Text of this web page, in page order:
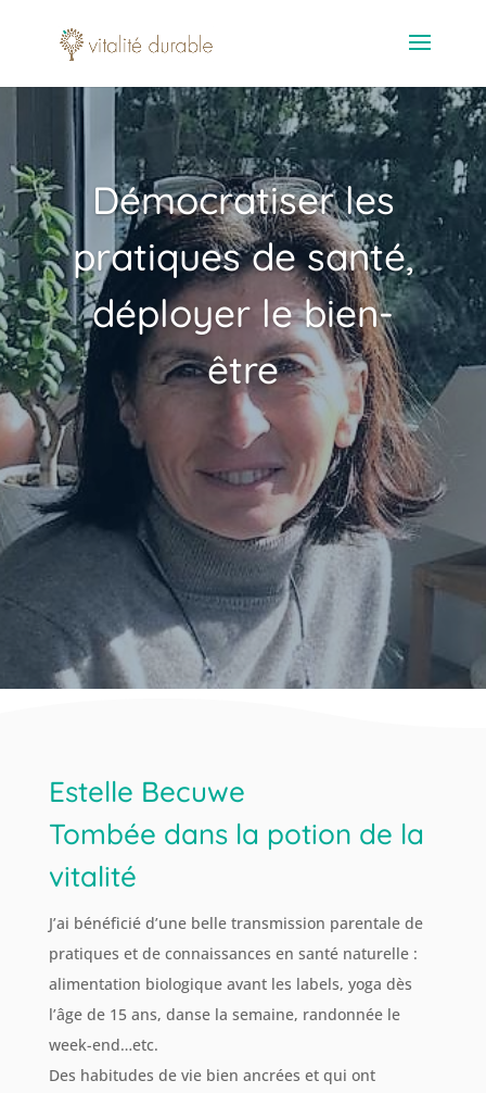
Démocratiser les
pratiques de santé,
déployer le bien-
être
Estelle Becuwe
Tombée dans la potion de la
vitalité
J’ai bénéficié d’une belle transmission parentale de
pratiques et de connaissances en santé naturelle :
alimentation biologique avant les labels, yoga dès
l’âge de 15 ans, danse la semaine, randonnée le
week-end…etc.
Des habitudes de vie bien ancrées et qui ont